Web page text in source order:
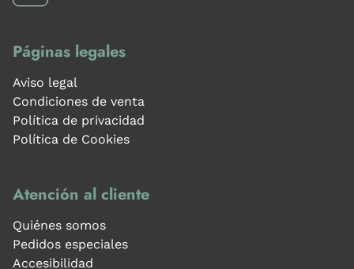
Páginas legales
Aviso legal
Condiciones de venta
Política de privacidad
Política de Cookies
Atención al cliente
Quiénes somos
Pedidos especiales
Accesibilidad